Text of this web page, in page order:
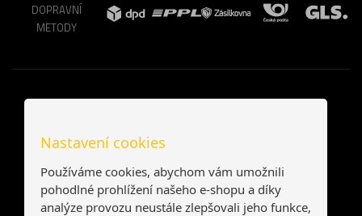
DOPRAVNÍ
METODY
Nastavení cookies
Používáme cookies, abychom vám umožnili
pohodlné prohlížení našeho e-shopu a díky
analýze provozu neustále zlepšovali jeho funkce,